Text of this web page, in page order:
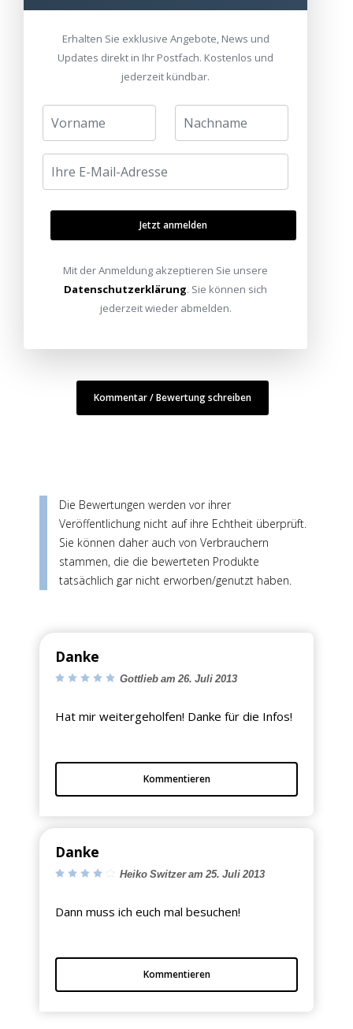
Kommentar / Bewertung schreiben
Die Bewertungen werden vor ihrer
Veröffentlichung nicht auf ihre Echtheit überprüft.
Sie können daher auch von Verbrauchern
stammen, die die bewerteten Produkte
tatsächlich gar nicht erworben/genutzt haben.
Danke
Gottlieb am 26. Juli 2013
Hat mir weitergeholfen! Danke für die Infos!
Kommentieren
Danke
Heiko Switzer am 25. Juli 2013
Dann muss ich euch mal besuchen!
Kommentieren
Erhalten Sie exklusive Angebote, News und
Updates direkt in Ihr Postfach. Kostenlos und
jederzeit kündbar.
Jetzt anmelden
Mit der Anmeldung akzeptieren Sie unsere
Datenschutzerklärung. Sie können sich
jederzeit wieder abmelden.